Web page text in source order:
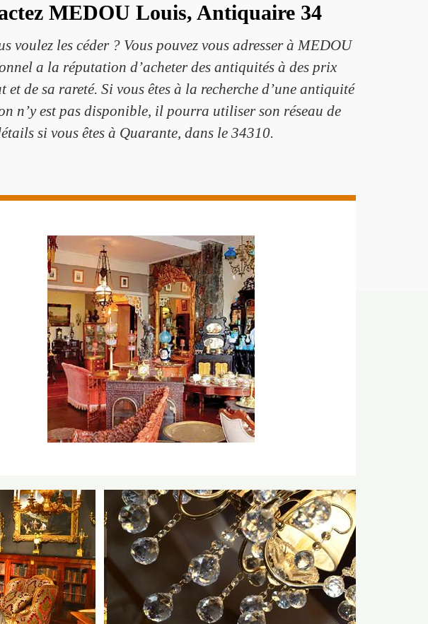
MEDOU Louis, Antiquaire 34
voulez les céder ? Vous pouvez vous adresser à MEDOU
a la réputation d’acheter des antiquités à des prix
de sa rareté. Si vous êtes à la recherche d’une antiquité
n’y est pas disponible, il pourra utiliser son réseau de
si vous êtes à Quarante, dans le 34310.